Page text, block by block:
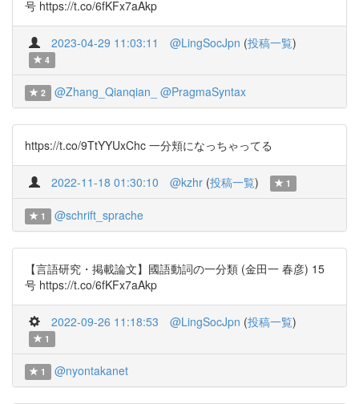
号 https://t.co/6fKFx7aAkp
2023-04-29 11:03:11 @LingSocJpn (投稿一覧)
4
2 @Zhang_Qianqian_ @PragmaSyntax
https://t.co/9TtYYUxChc 一分頬になっちゃってる
2022-11-18 01:30:10 @kzhr (投稿一覧) 1
1 @schrift_sprache
【言語研究・掲載論文】國語動詞の一分類 (金田一 春彦) 15
号 https://t.co/6fKFx7aAkp
2022-09-26 11:18:53 @LingSocJpn (投稿一覧)
1
1 @nyontakanet